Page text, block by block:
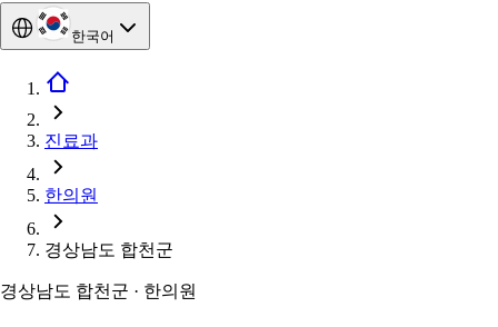
한국어
진료과
한의원
경상남도 합천군
경상남도 합천군 · 한의원